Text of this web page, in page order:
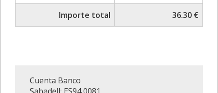
Importe total
36.30 €
Cuenta Banco